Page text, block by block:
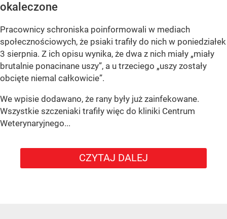
okaleczone
Pracownicy schroniska poinformowali w mediach
społecznościowych, że psiaki trafiły do nich w poniedziałek
3 sierpnia. Z ich opisu wynika, że dwa z nich miały „miały
brutalnie ponacinane uszy”, a u trzeciego „uszy zostały
obcięte niemal całkowicie”.
We wpisie dodawano, że rany były już zainfekowane.
Wszystkie szczeniaki trafiły więc do kliniki Centrum
Weterynaryjnego...
CZYTAJ DALEJ